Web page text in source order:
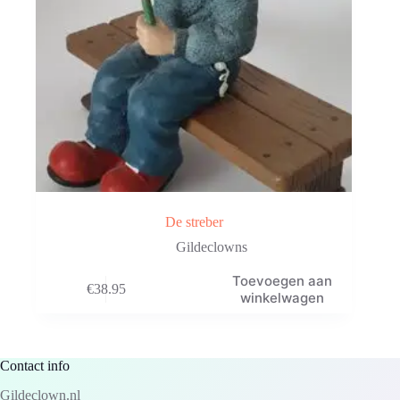
De streber
Gildeclowns
€38.95
Toevoegen aan
winkelwagen
Contact info
Gildeclown.nl